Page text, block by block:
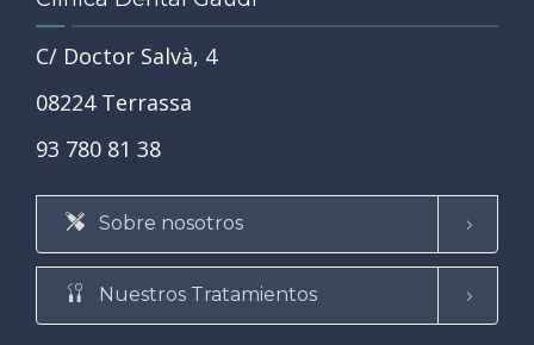
C/ Doctor Salvà, 4
08224 Terrassa
93 780 81 38
Sobre nosotros
Nuestros Tratamientos